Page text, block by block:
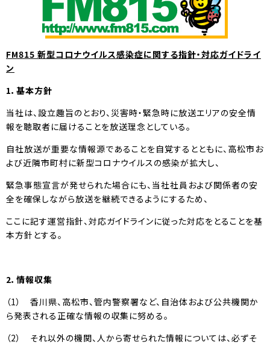
FM815 新型コロナウイルス感染症に関する指針・対応ガイドライ
ン
1．基本方針
当社は、設立趣旨のとおり、災害時・緊急時に放送エリアの安全情
報を聴取者に届けることを放送理念としている。
自社放送が重要な情報源であることを自覚するとともに、高松市お
よび近隣市町村に新型コロナウイルスの感染が拡大し、
緊急事態宣言が発せられた場合にも、当社社員および関係者の安
全を確保しながら放送を継続できるようにするため、
ここに記す運営指針、対応ガイドラインに従った対応をとることを基
本方針とする。
2．情報収集
（1） 香川県、高松市、管内警察署など、自治体および公共機関か
ら発表される正確な情報の収集に努める。
（2） それ以外の機関、人から寄せられた情報については、必ずそ